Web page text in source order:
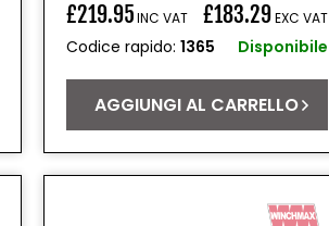
Prezzo
di
£219.95INC VAT £183.29EXC VAT
Codice rapido: 1365 Disponibile
AGGIUNGI AL CARRELLO